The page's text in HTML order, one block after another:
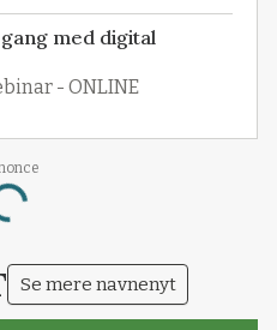
med digital
- ONLINE
Se mere navnenyt